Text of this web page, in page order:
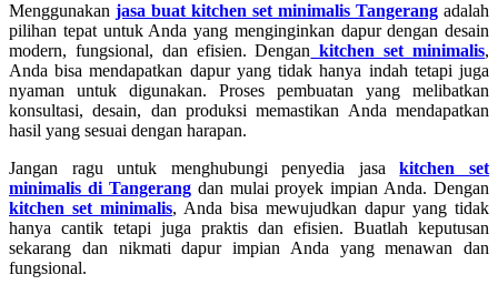
Menggunakan jasa buat kitchen set minimalis Tangerang adalah
pilihan tepat untuk Anda yang menginginkan dapur dengan desain
modern, fungsional, dan efisien. Dengan kitchen set minimalis,
Anda bisa mendapatkan dapur yang tidak hanya indah tetapi juga
nyaman untuk digunakan. Proses pembuatan yang melibatkan
konsultasi, desain, dan produksi memastikan Anda mendapatkan
hasil yang sesuai dengan harapan.
Jangan ragu untuk menghubungi penyedia jasakitchen set
minimalis di Tangerangdan mulai proyek impian Anda. Dengan
kitchen set minimalis, Anda bisa mewujudkan dapur yang tidak
hanya cantik tetapi juga praktis dan efisien. Buatlah keputusan
sekarang dan nikmati dapur impian Anda yang menawan dan
fungsional.